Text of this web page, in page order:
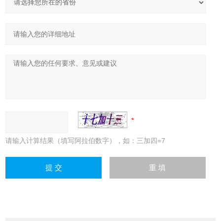
请输入计算结果（填写阿拉伯数字），如：三加四=7